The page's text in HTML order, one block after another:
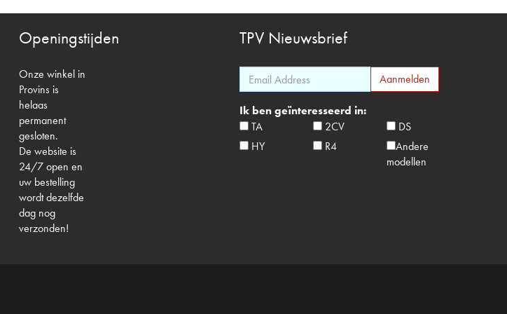
Openingstijden
Onze winkel in
Provins is
helaas
permanent
gesloten.
De website is
24/7 open en
uw bestelling
wordt dezelfde
dag nog
verzonden!
TPV Nieuwsbrief
Ik ben geïnteresseerd in:
TA
2CV
DS
HY
R4
Andere
modellen